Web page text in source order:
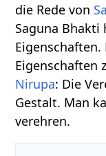
die Rede von
Saguna
Eigenschaften
Nirupa: Die
Gestalt. Man
verehren.